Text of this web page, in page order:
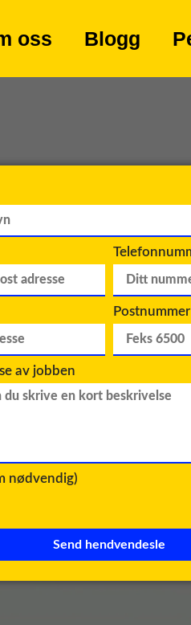
oss Blogg
Postnummer
av jobben
nødvendig)
Send hendvendesle